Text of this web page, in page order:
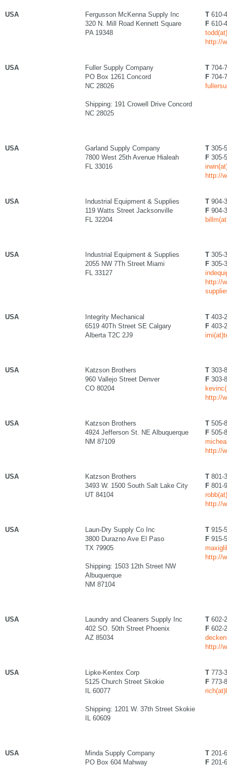
USA
Fergusson McKenna Supply Inc
320 N. Mill Road Kennett Square
PA 19348
T 610-
F 610-
http://
USA
Fuller Supply Company
PO Box 1261 Concord
NC 28026
Shipping: 191 Crowell Drive Concord
NC 28025
T 704-
F 704-
USA
Garland Supply Company
7800 West 25th Avenue Hialeah
FL 33016
T 305-
F 305-
http://
USA
Industrial Equipment & Supplies
119 Watts Street Jacksonville
FL 32204
T 904-
F 904-
USA
Industrial Equipment & Supplies
2055 NW 7Th Street Miami
FL 33127
T 305-
F 305-
http://
USA
Integrity Mechanical
6519 40Th Street SE Calgary
Alberta T2C 2J9
T 403-
F 403-
USA
Katzson Brothers
960 Vallejo Street Denver
CO 80204
T 303-
F 303-
http://
USA
Katzson Brothers
4924 Jefferson St. NE Albuquerque
NM 87109
T 505-
F 505-
http://
USA
Katzson Brothers
3493 W. 1500 South Salt Lake City
UT 84104
T 801-
F 801-
http://
USA
Laun-Dry Supply Co Inc
3800 Durazno Ave El Paso
TX 79905
Shipping: 1503 12th Street NW
Albuquerque
NM 87104
T 915-
F 915-
http://
USA
Laundry and Cleaners Supply Inc
402 SO. 50th Street Phoenix
AZ 85034
T 602-
F 602-
http://
USA
Lipke-Kentex Corp
5125 Church Street Skokie
IL 60077
Shipping: 1201 W. 37th Street Skokie
IL 60609
T 773-
F 773-
USA
Minda Supply Company
PO Box 604 Mahway
T 201-
F 201-